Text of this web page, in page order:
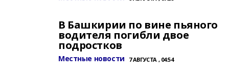
В Башкирии по вине пьяного
водителя погибли двое
подростков
Местные новости 7 АВГУСТА , 04:54